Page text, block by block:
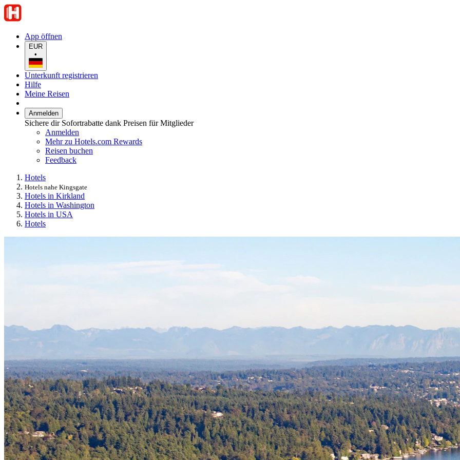
App öffnen
EUR
•
Unterkunft registrieren
Hilfe
Meine Reisen
Anmelden
Sichere dir Sofortrabatte dank Preisen für Mitglieder
Anmelden
Mehr zu Hotels.com Rewards
Reisen buchen
Feedback
Hotels
Hotels nahe Kingsgate
Hotels in Kirkland
Hotels in Washington
Hotels in USA
Hotels